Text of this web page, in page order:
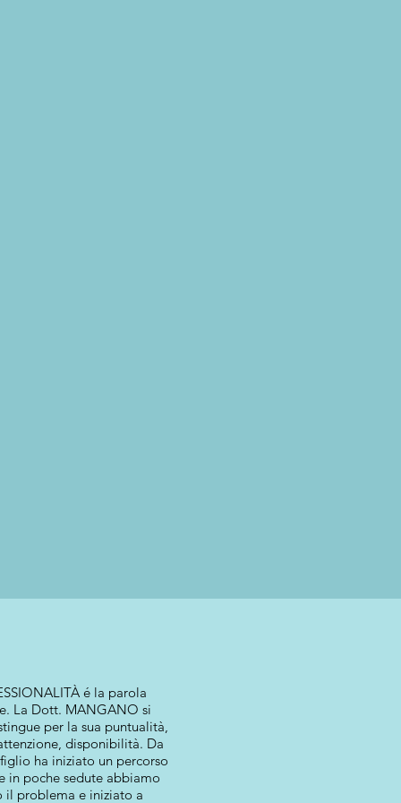
é la parola
La Dott. MANGANO si
per la sua puntualità,
disponibilità. Da
ha iniziato un percorso
in poche sedute abbiamo
il problema e iniziato a